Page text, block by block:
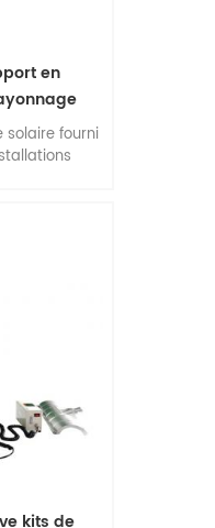
en
au sol
solaire fourni
précision,
kits de